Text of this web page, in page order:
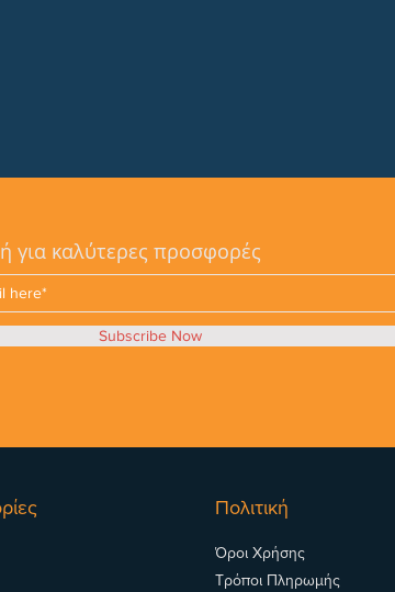
για καλύτερες προσφορές
Subscribe Now
Πολιτική
Όροι Χρήσης
Τρόποι Πληρωμής